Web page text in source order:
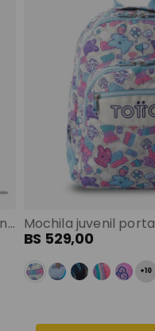
Maleta para niña con 3 ruedas friends party grande morado color: morado talla: l
BS 529,00
+10